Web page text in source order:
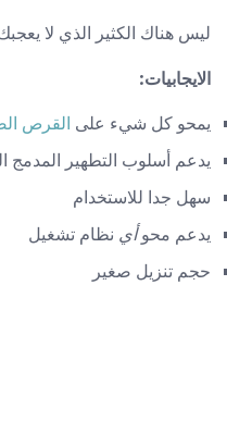
ليس هناك الكثير الذي لا
الايجابيات:
يمحو كل شيء على القرص
يدعم أسلوب التطهير
سهل جدا للاستخدام
يدعم محوأي نظام تشغيل
حجم تنزيل صغير